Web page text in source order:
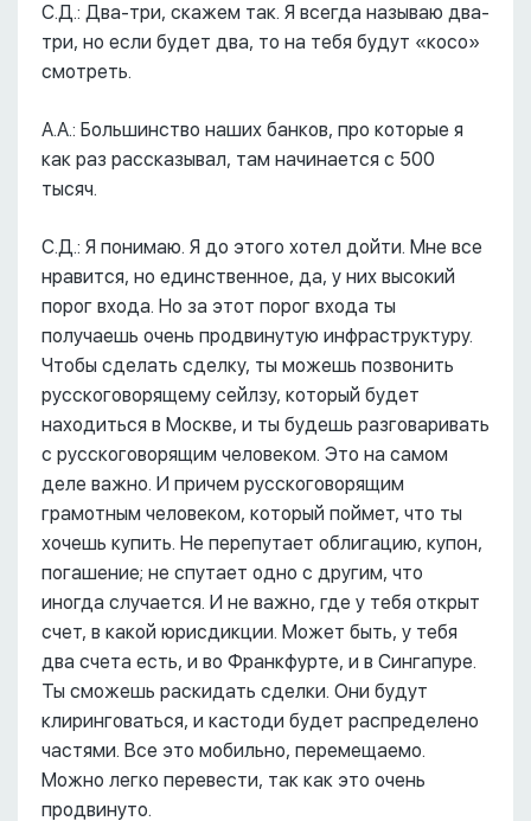
С.Д.: Два-три, скажем так. Я всегда называю два-
три, но если будет два, то на тебя будут «косо»
смотреть.
А.А.: Большинство наших банков, про которые я
как раз рассказывал, там начинается с 500
тысяч.
С.Д.: Я понимаю. Я до этого хотел дойти. Мне все
нравится, но единственное, да, у них высокий
порог входа. Но за этот порог входа ты
получаешь очень продвинутую инфраструктуру.
Чтобы сделать сделку, ты можешь позвонить
русскоговорящему сейлзу, который будет
находиться в Москве, и ты будешь разговаривать
с русскоговорящим человеком. Это на самом
деле важно. И причем русскоговорящим
грамотным человеком, который поймет, что ты
хочешь купить. Не перепутает облигацию, купон,
погашение; не спутает одно с другим, что
иногда случается. И не важно, где у тебя открыт
счет, в какой юрисдикции. Может быть, у тебя
два счета есть, и во Франкфурте, и в Сингапуре.
Ты сможешь раскидать сделки. Они будут
клиринговаться, и кастоди будет распределено
частями. Все это мобильно, перемещаемо.
Можно легко перевести, так как это очень
продвинуто.